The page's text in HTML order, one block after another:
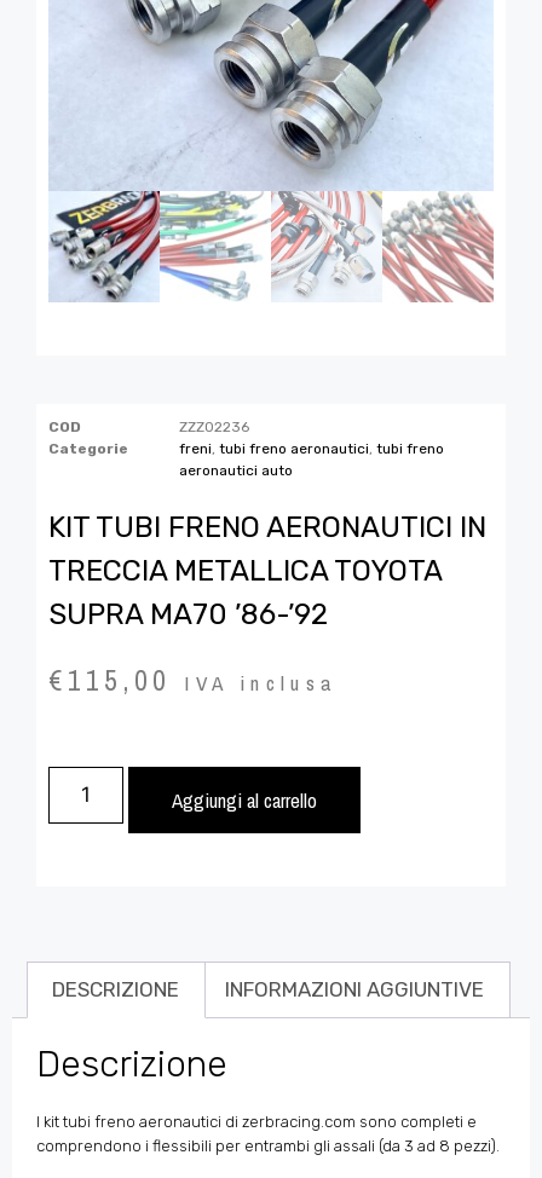
COD
ZZZ02236
Categorie
freni tubi freno aeronautici tubi freno
aeronautici auto
KIT TUBI FRENO AERONAUTICI IN
TRECCIA METALLICA TOYOTA
SUPRA MA70 ’86-’92
€115,00 IVA inclusa
Aggiungi al carrello
DESCRIZIONE INFORMAZIONI AGGIUNTIVE
Descrizione
I kit tubi freno aeronautici di zerbracing.com sono completi e
comprendono i flessibili per entrambi gli assali (da 3 ad 8 pezzi).